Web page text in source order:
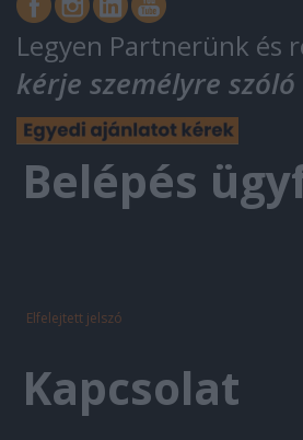
Legyen Partnerünk és
kérje személyre
Belépés
Elfelejtett jelszó
Kapcsolat